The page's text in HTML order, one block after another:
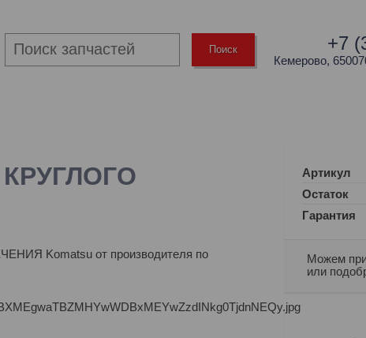
Поиск +7
Кемерово,
КРУГЛОГО
Komatsu от производителя по
Артикул
Остаток
Гарантия
Можем
или